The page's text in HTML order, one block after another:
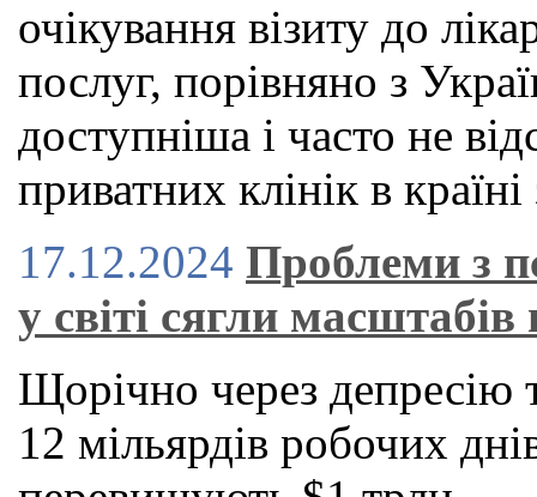
очікування візиту до
послуг, порівняно з
доступніша і часто не
приватних клінік в країні
17.12.2024 Проблеми з
у світі сягли масштабів
Щорічно через депресію
12 мільярдів робочих